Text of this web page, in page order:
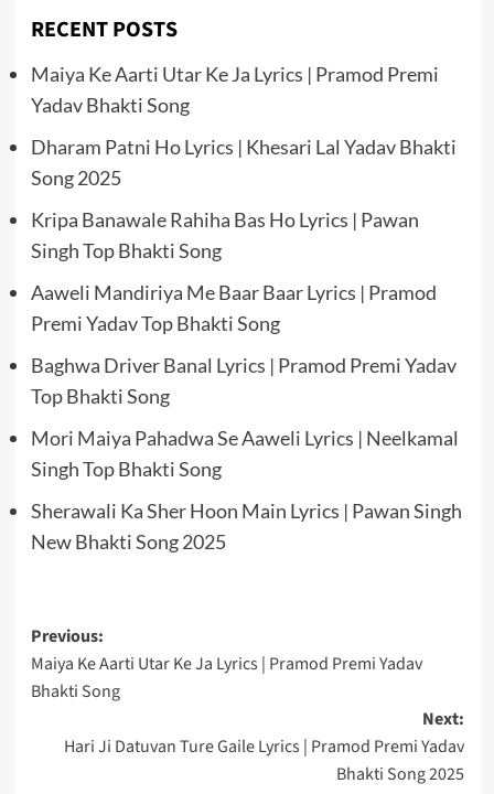
RECENT POSTS
Maiya Ke Aarti Utar Ke Ja Lyrics | Pramod Premi
Yadav Bhakti Song
Dharam Patni Ho Lyrics | Khesari Lal Yadav Bhakti
Song 2025
Kripa Banawale Rahiha Bas Ho Lyrics | Pawan
Singh Top Bhakti Song
Aaweli Mandiriya Me Baar Baar Lyrics | Pramod
Premi Yadav Top Bhakti Song
Baghwa Driver Banal Lyrics | Pramod Premi Yadav
Top Bhakti Song
Mori Maiya Pahadwa Se Aaweli Lyrics | Neelkamal
Singh Top Bhakti Song
Sherawali Ka Sher Hoon Main Lyrics | Pawan Singh
New Bhakti Song 2025
Post
navigation
Previous:
Maiya Ke Aarti Utar Ke Ja Lyrics | Pramod Premi Yadav
Bhakti Song
Next:
Hari Ji Datuvan Ture Gaile Lyrics | Pramod Premi Yadav
Bhakti Song 2025